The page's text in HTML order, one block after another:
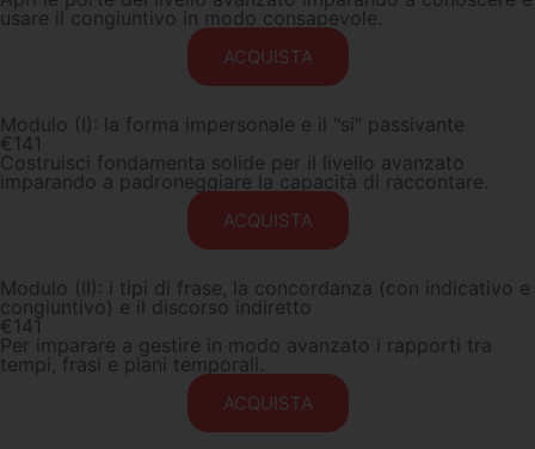
usare il congiuntivo in modo consapevole.
ACQUISTA
Modulo (I): la forma impersonale e il "si" passivante
€141
Costruisci fondamenta solide per il livello avanzato
imparando a padroneggiare la capacità di raccontare.
ACQUISTA
Modulo (II): i tipi di frase, la concordanza (con indicativo e
congiuntivo) e il discorso indiretto
€141
Per imparare a gestire in modo avanzato i rapporti tra
tempi, frasi e piani temporali.
ACQUISTA